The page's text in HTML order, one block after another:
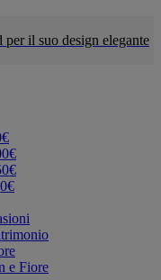
il suo design elegante
e Fiore